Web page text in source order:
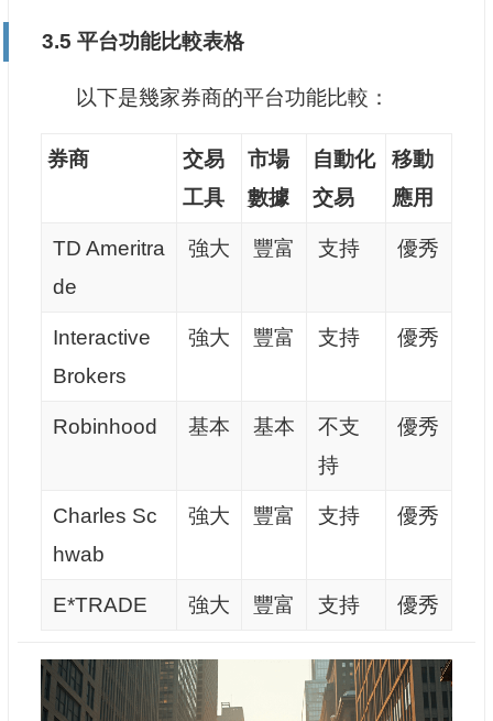
3.5 平台功能比較表格
以下是幾家券商的平台功能比較：
券商
交易
工具
市場
數據
自動化
交易
移動
應用
TD Ameritra
de
強大 豐富 支持 優秀
Interactive
Brokers
強大 豐富 支持 優秀
Robinhood 基本 基本
不支
持
優秀
Charles Sc
hwab
強大 豐富 支持 優秀
E*TRADE 強大 豐富 支持 優秀